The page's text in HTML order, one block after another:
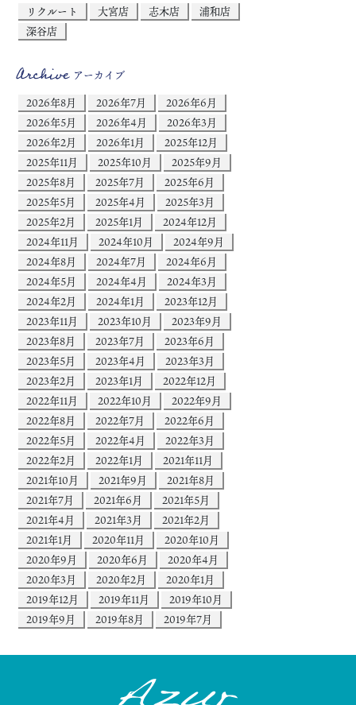
リクルート
大宮店 志木店
浦和店
深谷店
Archiveアーカイブ
2026年8月
2026年7月
2026年6月
2026年5月
2026年4月
2026年3月
2026年2月
2026年1月
2025年12月
2025年11月
2025年10月
2025年9月
2025年8月
2025年7月
2025年6月
2025年5月
2025年4月
2025年3月
2025年2月
2025年1月
2024年12月
2024年11月
2024年10月
2024年9月
2024年8月
2024年7月
2024年6月
2024年5月
2024年4月
2024年3月
2024年2月
2024年1月
2023年12月
2023年11月
2023年10月
2023年9月
2023年8月
2023年7月
2023年6月
2023年5月
2023年4月
2023年3月
2023年2月
2023年1月
2022年12月
2022年11月
2022年10月
2022年9月
2022年8月
2022年7月
2022年6月
2022年5月
2022年4月
2022年3月
2022年2月
2022年1月
2021年11月
2021年10月
2021年9月
2021年8月
2021年7月
2021年6月
2021年5月
2021年4月
2021年3月
2021年2月
2021年1月
2020年11月
2020年10月
2020年9月
2020年6月
2020年4月
2020年3月
2020年2月
2020年1月
2019年12月
2019年11月
2019年10月
2019年9月
2019年8月 2019年7月